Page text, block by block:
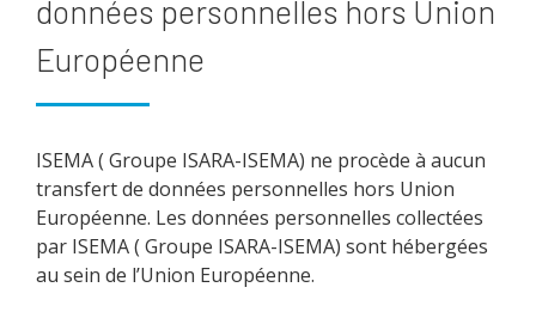
données personnelles hors Union
Européenne
ISEMA ( Groupe ISARA-ISEMA) ne procède à aucun
transfert de données personnelles hors Union
Européenne. Les données personnelles collectées
par ISEMA ( Groupe ISARA-ISEMA) sont hébergées
au sein de l’Union Européenne.